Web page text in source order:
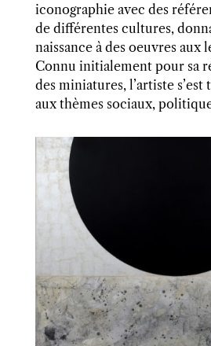
iconographie avec des
de différentes cultures,
naissance à des oeuvres
Connu initialement pour sa
des miniatures, l’artiste
aux thèmes sociaux,